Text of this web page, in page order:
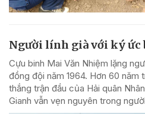
Người lính già với ký ức
Cựu binh Mai Văn Nhiệm lặng
đồng đội năm 1964. Hơn 60 năm
thắng trận đầu của Hải quân
Gianh vẫn vẹn nguyên trong